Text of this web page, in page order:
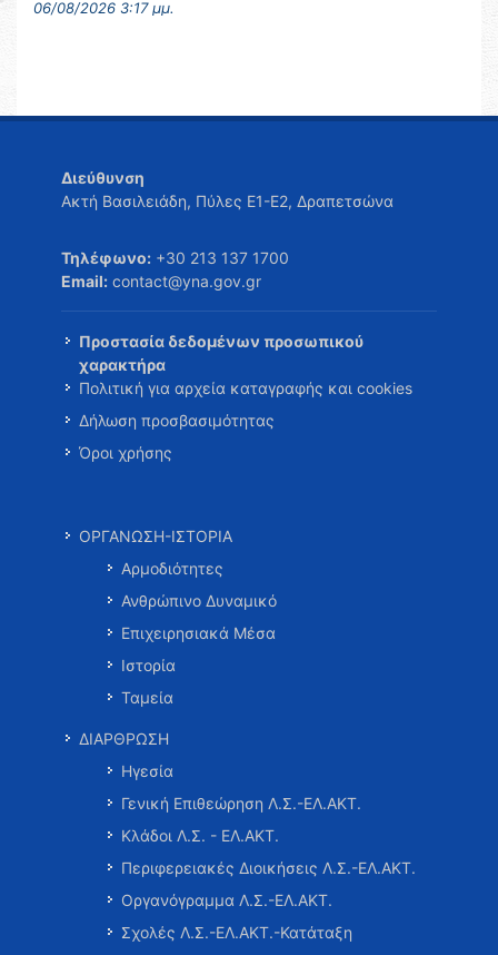
06/08/2026 3:17 μμ.
Διεύθυνση
Ακτή Βασιλειάδη, Πύλες Ε1-Ε2, Δραπετσώνα
Τηλέφωνο: +30 213 137 1700
Email: contact@yna.gov.gr
Προστασία δεδομένων προσωπικού
χαρακτήρα
Πολιτική για αρχεία καταγραφής και cookies
Δήλωση προσβασιμότητας
Όροι χρήσης
ΟΡΓΑΝΩΣΗ-ΙΣΤΟΡΙΑ
Αρμοδιότητες
Ανθρώπινο Δυναμικό
Επιχειρησιακά Μέσα
Ιστορία
Ταμεία
ΔΙΑΡΘΡΩΣΗ
Ηγεσία
Γενική Επιθεώρηση Λ.Σ.-ΕΛ.ΑΚΤ.
Κλάδοι Λ.Σ. - ΕΛ.ΑΚΤ.
Περιφερειακές Διοικήσεις Λ.Σ.-ΕΛ.ΑΚΤ.
Οργανόγραμμα Λ.Σ.-ΕΛ.ΑΚΤ.
Σχολές Λ.Σ.-ΕΛ.ΑΚΤ.-Κατάταξη